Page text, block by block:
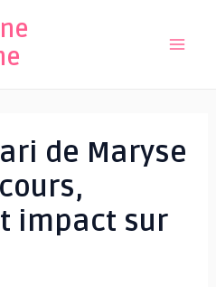
de Maryse
impact sur